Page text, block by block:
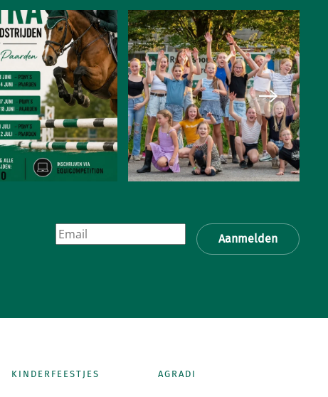
Aanmelden
KINDERFEESTJES AGRADI